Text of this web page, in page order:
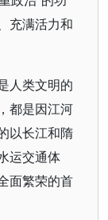
充满活力和
人类文明的
都是因江河
以长江和隋
运交通体
面繁荣的首